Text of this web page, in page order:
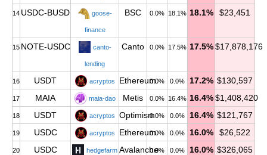
14 USDC-BUSD goose-
finance
BSC 0.0% 18.1% 18.1% $23,451
15 NOTE-USDC canto-
lending
Canto 0.0% 17.5% 17.5% $17,878,176
16 USDT acryptos Ethereum0.0% 0.0% 17.2% $130,597
17 MAIA maia-dao Metis 0.0% 16.4% 16.4% $1,408,420
18 USDT acryptos Optimism0.0% 0.0% 16.4% $121,767
19 USDC acryptos Ethereum0.0% 0.0% 16.0% $26,522
20 USDC hedgefarm Avalanche0.0% 0.0% 16.0% $326,065